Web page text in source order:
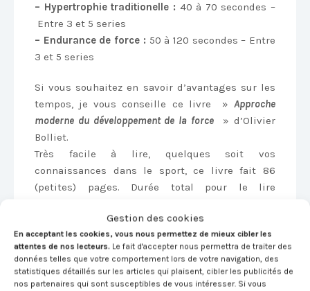
Gestion des cookies
En acceptant les cookies, vous nous permettez de mieux cibler les
attentes de nos lecteurs. Le fait d'accepter nous permettra de traiter des
données telles que votre comportement lors de votre navigation, des
statistiques détaillés sur les articles qui plaisent, cibler les publicités de
nos partenaires qui sont susceptibles de vous intéresser. Si vous
– Hypertrophie traditionelle : 40 à 70 secondes –
Entre 3 et 5 series
– Endurance de force : 50 à 120 secondes – Entre
3 et 5 series
Si vous souhaitez en savoir d’avantages sur les
tempos, je vous conseille ce livre » Approche
moderne du développement de la force» d’Olivier
Bolliet.
Très facile à lire, quelques soit vos
connaissances dans le sport, ce livre fait 86
(petites) pages. Durée total pour le lire
Son coût : 13€50
Autres sujets qui peuvent vous intéresser :